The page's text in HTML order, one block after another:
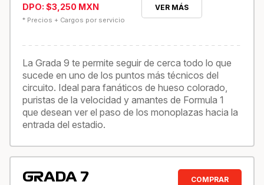
DPO: $3,250 MXN
* Precios + Cargos por servicio
VER MÁS
La Grada 9 te permite seguir de cerca todo lo que
sucede en uno de los puntos más técnicos del
circuito. Ideal para fanáticos de hueso colorado,
puristas de la velocidad y amantes de Formula 1
que desean ver el paso de los monoplazas hacia la
entrada del estadio.
GRADA 7 COMPRAR